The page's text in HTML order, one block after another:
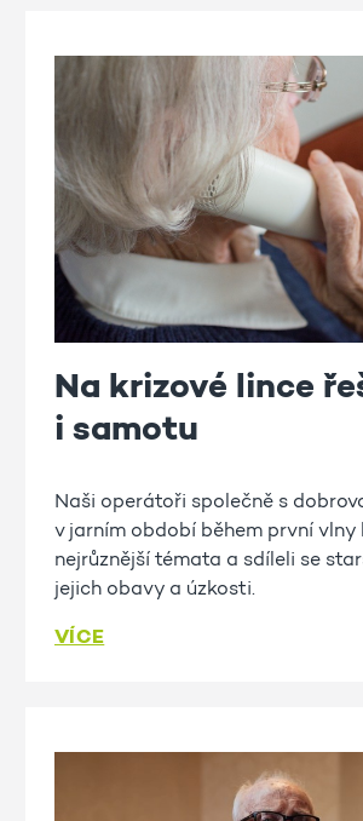
Na krizové lince
i samotu
Naši operátoři společně s
v jarním období během první vlny
nejrůznější témata a sdíleli se
jejich obavy a úzkosti.
VÍCE